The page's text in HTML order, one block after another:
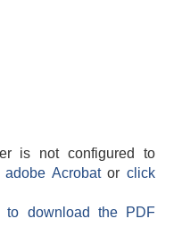
is not configured to
adobe Acrobatorclick
to download the PDF